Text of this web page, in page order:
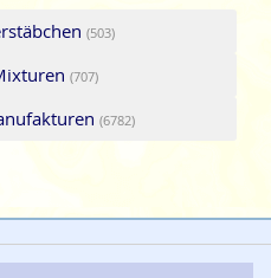
(503)
(707)
(6782)